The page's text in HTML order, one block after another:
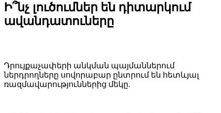
Ի՞նչ լուծումներ են դիտարկում
ավանդատուները
Դրույքաչափերի անկման պայմաններում
ներդրողները սովորաբար ընտրում են հետևյալ
ռազմավարություններից մեկը.